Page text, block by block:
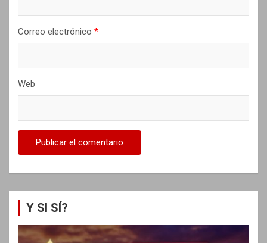
Correo electrónico *
Web
Y SI SÍ?